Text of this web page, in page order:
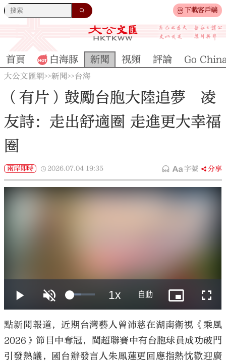
下載客戶端
大公文匯
首頁 白海豚 新聞 視頻 評論 Go
大公文匯網>>新聞>> 台海
（有片）鼓勵台胞大陸追夢 凌
友詩：走出舒適圈 走進更大幸福
圈
兩岸即時 2026.07.04 19:35 字號 分享
點新聞報道，近期台灣藝人曾沛慈在湖南衛視《乘風
2026》節目中奪冠，閩超聯賽中有台胞球員成功破門
引發熱議，國台辦發言人朱鳳蓮更回應指熱忱歡迎廣